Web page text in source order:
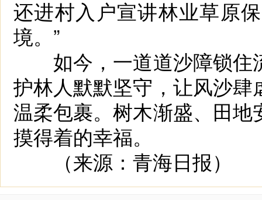
还进村入户宣讲林业草原
境。”
如今，一道道沙障锁住
护林人默默坚守，让风沙
温柔包裹。树木渐盛、田
摸得着的幸福。
（来源：青海日报）